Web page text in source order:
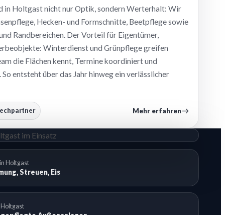
in Holtgast nicht nur Optik, sondern Werterhalt: Wir
Hecken- und Formschnitte, Beetpflege sowie
Randbereichen. Der Vorteil für Eigentümer,
Winterdienst und Grünpflege greifen
die Flächen kennt, Termine koordiniert und
entsteht über das Jahr hinweg ein verlässlicher
Mehr erfahren
Holtgast
Streuen, Eis